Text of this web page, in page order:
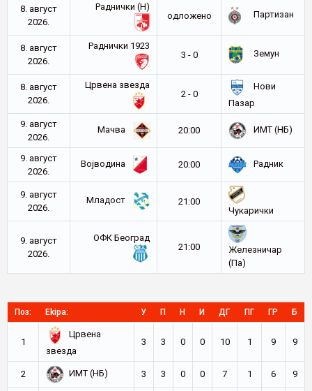
8. август
2026.
Раднички (Н)
oдложено
Партизан
8. август
2026.
Раднички 1923
3 - 0
Земун
8. август
2026.
Црвена звезда
2 - 0
Нови
Пазар
9. август
2026.
Мачва 20:00 ИМТ (НБ)
9. август
2026.
Војводина 20:00 Радник
9. август
2026.
Младост
21:00
Чукарички
9. август
2026.
ОФК Београд
21:00
Железничар
(Па)
Поз: Ekipa: У П Н И ДГ ПГ ГР Б
1
Црвена
звезда
3 3 0 0 10 1 9 9
2 ИМТ (НБ) 3 3 0 0 7 1 6 9